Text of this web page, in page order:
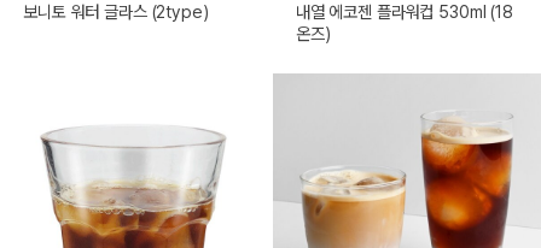
보니토 워터 글라스 (2type)
내열 에코젠 플라워컵 530ml (18
온즈)